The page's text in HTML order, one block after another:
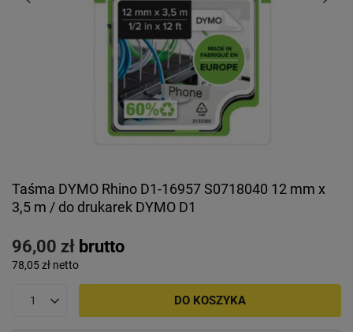
Taśma DYMO Rhino D1-16957 S0718040 12 mm x
3,5 m / do drukarek DYMO D1
96,00 zł brutto
78,05 zł netto
DO KOSZYKA